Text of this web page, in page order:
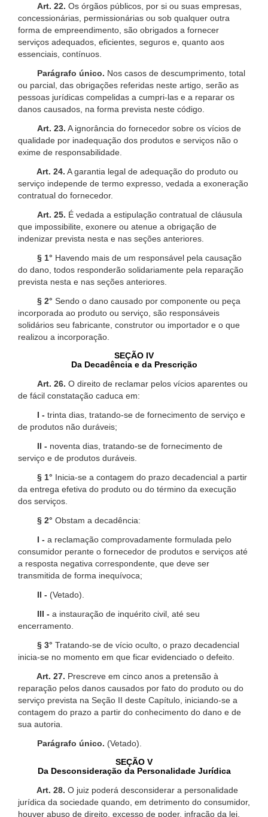
Art. 22. Os órgãos públicos, por si ou suas empresas,
concessionárias, permissionárias ou sob qualquer outra
forma de empreendimento, são obrigados a fornecer
serviços adequados, eficientes, seguros e, quanto aos
essenciais, contínuos.
Parágrafo único. Nos casos de descumprimento, total
ou parcial, das obrigações referidas neste artigo, serão as
pessoas jurídicas compelidas a cumpri-las e a reparar os
danos causados, na forma prevista neste código.
Art. 23. A ignorância do fornecedor sobre os vícios de
qualidade por inadequação dos produtos e serviços não o
exime de responsabilidade.
Art. 24. A garantia legal de adequação do produto ou
serviço independe de termo expresso, vedada a exoneração
contratual do fornecedor.
Art. 25. É vedada a estipulação contratual de cláusula
que impossibilite, exonere ou atenue a obrigação de
indenizar prevista nesta e nas seções anteriores.
§ 1° Havendo mais de um responsável pela causação
do dano, todos responderão solidariamente pela reparação
prevista nesta e nas seções anteriores.
§ 2° Sendo o dano causado por componente ou peça
incorporada ao produto ou serviço, são responsáveis
solidários seu fabricante, construtor ou importador e o que
realizou a incorporação.
SEÇÃO IV
Da Decadência e da Prescrição
Art. 26. O direito de reclamar pelos vícios aparentes ou
de fácil constatação caduca em:
I - trinta dias, tratando-se de fornecimento de serviço e
de produtos não duráveis;
II - noventa dias, tratando-se de fornecimento de
serviço e de produtos duráveis.
§ 1° Inicia-se a contagem do prazo decadencial a partir
da entrega efetiva do produto ou do término da execução
dos serviços.
§ 2° Obstam a decadência:
I - a reclamação comprovadamente formulada pelo
consumidor perante o fornecedor de produtos e serviços até
a resposta negativa correspondente, que deve ser
transmitida de forma inequívoca;
II - (Vetado).
III - a instauração de inquérito civil, até seu
encerramento.
§ 3° Tratando-se de vício oculto, o prazo decadencial
inicia-se no momento em que ficar evidenciado o defeito.
Art. 27. Prescreve em cinco anos a pretensão à
reparação pelos danos causados por fato do produto ou do
serviço prevista na Seção II deste Capítulo, iniciando-se a
contagem do prazo a partir do conhecimento do dano e de
sua autoria.
Parágrafo único. (Vetado).
SEÇÃO V
Da Desconsideração da Personalidade Jurídica
Art. 28. O juiz poderá desconsiderar a personalidade
jurídica da sociedade quando, em detrimento do consumidor,
houver abuso de direito, excesso de poder, infração da lei,